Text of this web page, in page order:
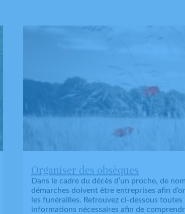
Organiser des obsèques
Dans le cadre du décès d’un proche, de
démarches doivent être entreprises afin
les funérailles. Retrouvez ci-dessous toutes
informations nécessaires afin de